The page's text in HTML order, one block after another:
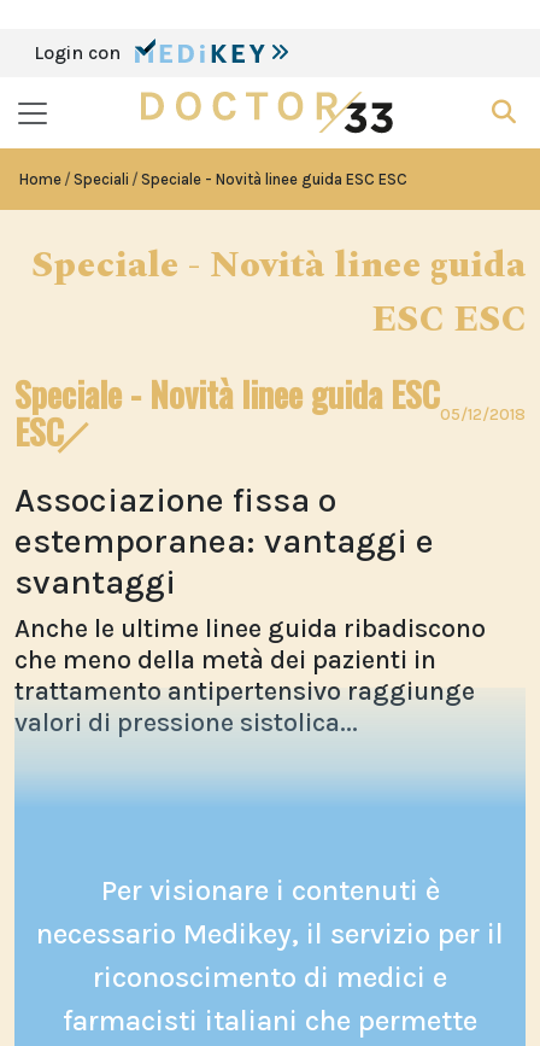
Login con
Home Speciali Speciale - Novità linee guida ESC ESC
Speciale - Novità linee guida
ESC ESC
Speciale - Novità linee guida ESC
ESC 05/12/2018
Associazione fissa o
estemporanea: vantaggi e
svantaggi
Anche le ultime linee guida ribadiscono
che meno della metà dei pazienti in
trattamento antipertensivo raggiunge
valori di pressione sistolica...
Per visionare i contenuti è
necessario Medikey, il servizio per il
riconoscimento di medici e
farmacisti italiani che permette